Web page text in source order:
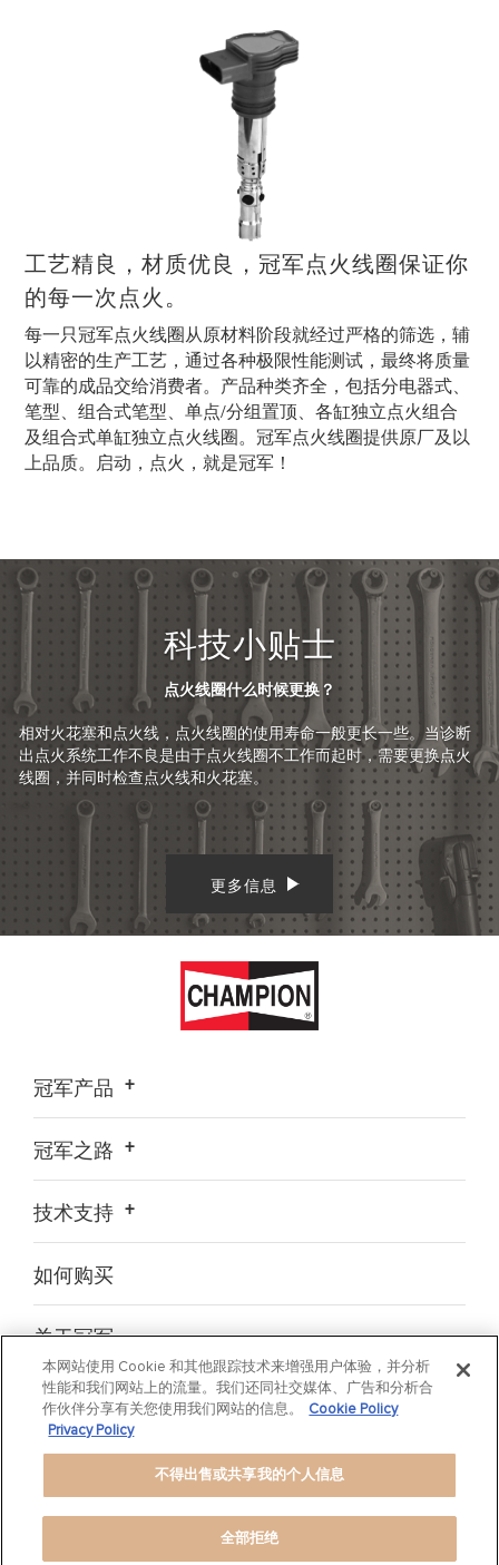
工艺精良，材质优良，冠军点火线圈保证你
的每一次点火。
每一只冠军点火线圈从原材料阶段就经过严格的筛选，辅
以精密的生产工艺，通过各种极限性能测试，最终将质量
可靠的成品交给消费者。产品种类齐全，包括分电器式、
笔型、组合式笔型、单点/分组置顶、各缸独立点火组合
及组合式单缸独立点火线圈。冠军点火线圈提供原厂及以
上品质。启动，点火，就是冠军！
科技小贴士
点火线圈什么时候更换？
相对火花塞和点火线，点火线圈的使用寿命一般更长一些。当诊断
出点火系统工作不良是由于点火线圈不工作而起时，需要更换点火
线圈，并同时检查点火线和火花塞。
更多信息
冠军产品
冠军之路
技术支持
如何购买
关于冠军
新闻
COOKIE NOTICE
2019 DRiV Inc. All rights reserved.
本网站使用 Cookie 和其他跟踪技术来增强用户体验，并分析
性能和我们网站上的流量。我们还同社交媒体、广告和分析合
作伙伴分享有关您使用我们网站的信息。
Cookie Policy
Privacy Policy
不得出售或共享我的个人信息
全部拒绝